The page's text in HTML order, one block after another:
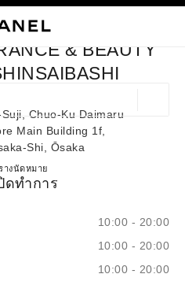
าบูติค
นหานี้
& BEAUTY DAIMARU
& BEAUTY
Chuo-Ku Daimaru
Main Building 1f,
Shi, Ōsaka
1230
างนัดหมาย
CHANEL FRAGRANCE &
ดทำการ
10:00 - 20:00
10:00 - 20:00
10:00 - 20:00
าและเครื่องประดับอัญมณี